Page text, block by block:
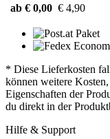
ab € 0,00 € 4,90
* Diese Lieferkosten
können weitere
Eigenschaften der
du direkt in der
Hilfe & Support